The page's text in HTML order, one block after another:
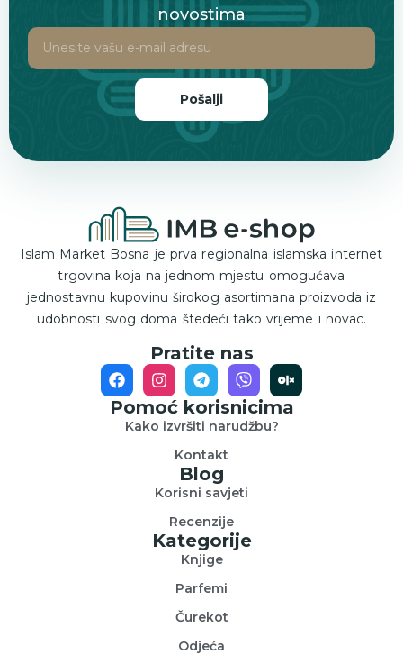
novostima
Pošalji
Islam Market Bosna je prva regionalna islamska internet
trgovina koja na jednom mjestu omogućava
jednostavnu kupovinu širokog asortimana proizvoda iz
udobnosti svog doma štedeći tako vrijeme i novac.
Pratite nas
Pomoć korisnicima
Kako izvršiti narudžbu?
Kontakt
Blog
Korisni savjeti
Recenzije
Kategorije
Knjige
Parfemi
Čurekot
Odjeća